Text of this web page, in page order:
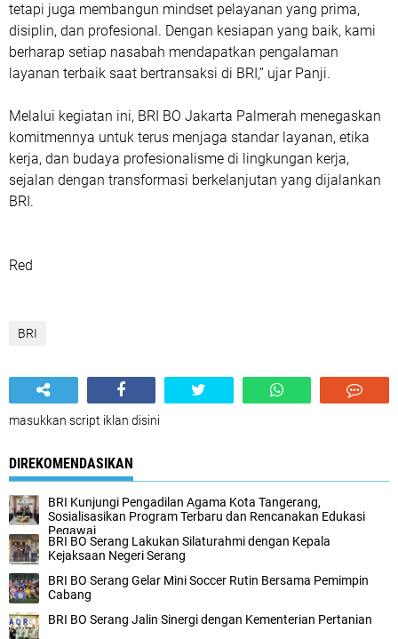
tetapi juga membangun mindset pelayanan yang prima,
disiplin, dan profesional. Dengan kesiapan yang baik, kami
berharap setiap nasabah mendapatkan pengalaman
layanan terbaik saat bertransaksi di BRI,” ujar Panji.
Melalui kegiatan ini, BRI BO Jakarta Palmerah menegaskan
komitmennya untuk terus menjaga standar layanan, etika
kerja, dan budaya profesionalisme di lingkungan kerja,
sejalan dengan transformasi berkelanjutan yang dijalankan
BRI.
Red
BRI
masukkan script iklan disini
DIREKOMENDASIKAN
BRI Kunjungi Pengadilan Agama Kota Tangerang,
Sosialisasikan Program Terbaru dan Rencanakan Edukasi
Pegawai
BRI BO Serang Lakukan Silaturahmi dengan Kepala
Kejaksaan Negeri Serang
BRI BO Serang Gelar Mini Soccer Rutin Bersama Pemimpin
Cabang
BRI BO Serang Jalin Sinergi dengan Kementerian Pertanian